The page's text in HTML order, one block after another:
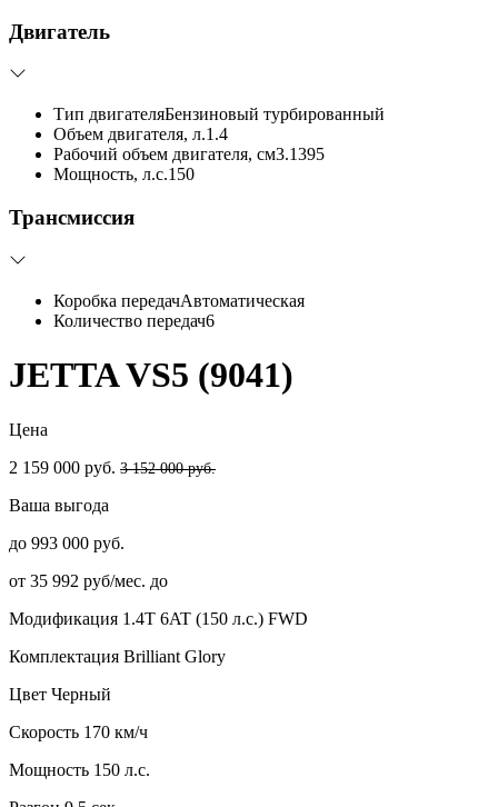
Двигатель
Тип двигателяБензиновый турбированный
Объем двигателя, л.1.4
Рабочий объем двигателя, см3.1395
Мощность, л.с.150
Трансмиссия
Коробка передачАвтоматическая
Количество передач6
JETTA VS5 (9041)
Цена
2 159 000 руб. 3 152 000 руб.
Ваша выгода
до 993 000 руб.
от 35 992 руб/мес. до
Модификация 1.4T 6AT (150 л.с.) FWD
Комплектация Brilliant Glory
Цвет Черный
Скорость 170 км/ч
Мощность 150 л.с.